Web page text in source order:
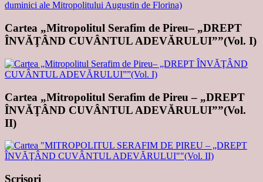
Cartea „Mitropolitul Serafim de Pireu– „DREPT
ÎNVĂŢÂND CUVÂNTUL ADEVĂRULUI””(Vol. I)
Cartea „Mitropolitul Serafim de Pireu – „DREPT
ÎNVĂŢÂND CUVÂNTUL ADEVĂRULUI””(Vol.
II)
Scrisori